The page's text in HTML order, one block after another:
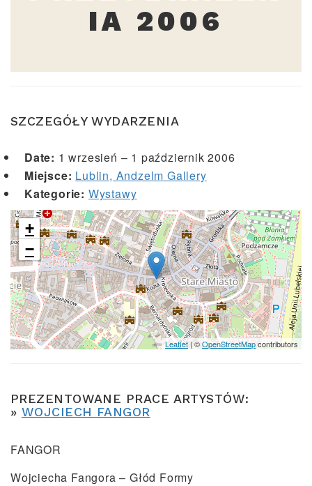
IA 2006
SZCZEGÓŁY WYDARZENIA
Date: 1 wrzesień – 1 październik 2006
Miejsce: Lublin, Andzelm Gallery
Kategorie: Wystawy
+
−
Leaflet | ©OpenStreetMapcontributors
PREZENTOWANE PRACE ARTYSTÓW:
» WOJCIECH FANGOR
FANGOR
Wojciecha Fangora – Głód Formy